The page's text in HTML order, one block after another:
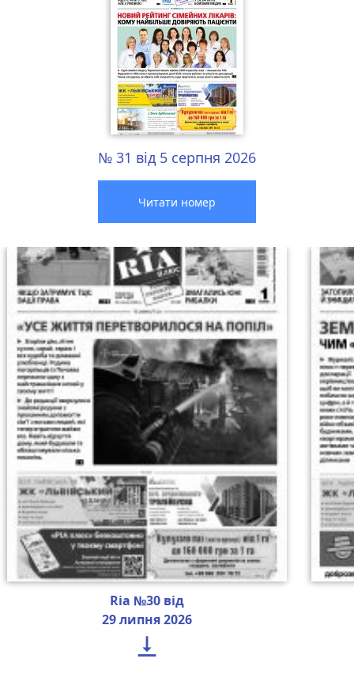
№ 31 від 5 серпня 2026
Читати номер
Ria №30 від
29 липня 2026
